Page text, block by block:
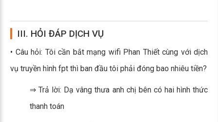
III. HỎI ĐÁP DỊCH VỤ
• Câu hỏi: Tôi cần bắt mạng wifi Phan Thiết cùng với dịch
vụ truyền hình fpt thì ban đầu tôi phải đóng bao nhiêu tiền?
⇒ Trả lời: Dạ vâng thưa anh chị bên có hai hình thức
thanh toán